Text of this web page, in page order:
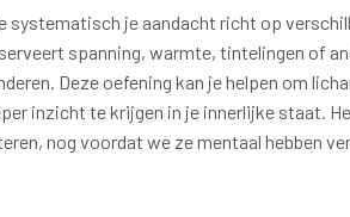
systematisch je aandacht richt op
spanning, warmte, tintelingen of
Deze oefening kan je helpen om
inzicht te krijgen in je innerlijke staat.
nog voordat we ze mentaal hebben